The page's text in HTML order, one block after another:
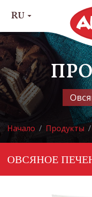
RU
Начало Продукты
68
ОВСЯНОЕ